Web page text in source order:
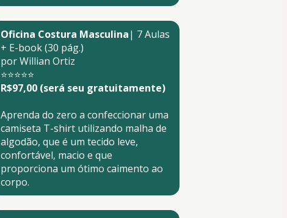
Oficina Costura Masculina| 7 Aulas
+ E-book (30 pág.)
por Willian Ortiz
⭐⭐⭐⭐⭐
R$97,00 (será seu gratuitamente)
Aprenda do zero a confeccionar uma
camiseta T-shirt utilizando malha de
algodão, que é um tecido leve,
confortável, macio e que
proporciona um ótimo caimento ao
corpo.